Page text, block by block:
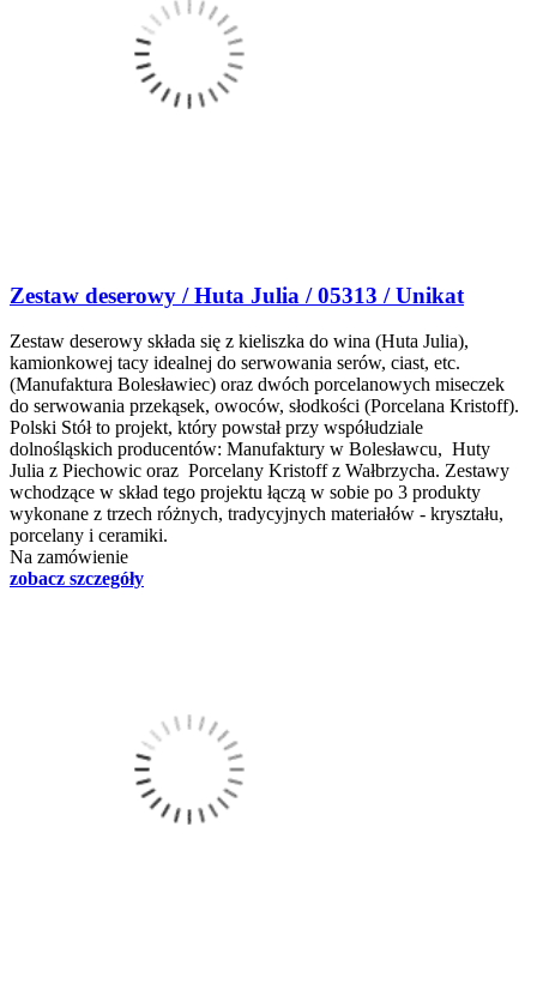
Zestaw deserowy / Huta Julia / 05313 / Unikat
Zestaw deserowy składa się z kieliszka do wina (Huta Julia),
kamionkowej tacy idealnej do serwowania serów, ciast, etc.
(Manufaktura Bolesławiec) oraz dwóch porcelanowych miseczek
do serwowania przekąsek, owoców, słodkości (Porcelana Kristoff).
Polski Stół to projekt, który powstał przy współudziale
dolnośląskich producentów: Manufaktury w Bolesławcu, Huty
Julia z Piechowic oraz Porcelany Kristoff z Wałbrzycha. Zestawy
wchodzące w skład tego projektu łączą w sobie po 3 produkty
wykonane z trzech różnych, tradycyjnych materiałów - kryształu,
porcelany i ceramiki.
Na zamówienie
zobacz szczegóły